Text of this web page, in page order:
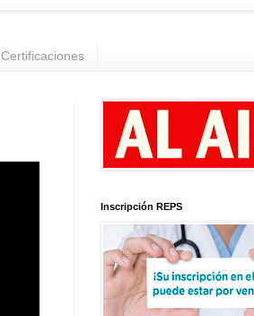
Certificaciones
Inscripción REPS